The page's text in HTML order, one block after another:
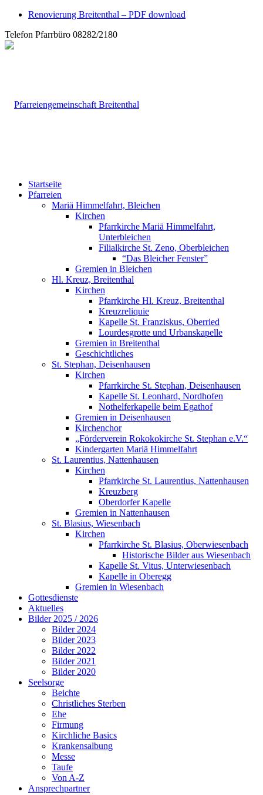
Renovierung Breitenthal – PDF download
Telefon Pfarrbüro 08282/2180
Startseite
Pfarreien
Mariä Himmelfahrt, Bleichen
Kirchen
Pfarrkirche Mariä Himmelfahrt,
Unterbleichen
Filialkirche St. Zeno, Oberbleichen
“Das Bleicher Fenster”
Gremien in Bleichen
Hl. Kreuz, Breitenthal
Kirchen
Pfarrkirche Hl. Kreuz, Breitenthal
Kreuzreliquie
Kapelle St. Franziskus, Oberried
Lourdesgrotte und Urbanskapelle
Gremien in Breitenthal
Geschichtliches
St. Stephan, Deisenhausen
Kirchen
Pfarrkirche St. Stephan, Deisenhausen
Kapelle St. Leonhard, Nordhofen
Nothelferkapelle beim Egathof
Gremien in Deisenhausen
Kirchenchor
„Förderverein Rokokokirche St. Stephan e.V.“
Kindergarten Mariä Himmelfahrt
St. Laurentius, Nattenhausen
Kirchen
Pfarrkirche St. Laurentius, Nattenhausen
Kreuzberg
Oberdorfer Kapelle
Gremien in Nattenhausen
St. Blasius, Wiesenbach
Kirchen
Pfarrkirche St. Blasius, Oberwiesenbach
Historische Bilder aus Wiesenbach
Kapelle St. Vitus, Unterwiesenbach
Kapelle in Oberegg
Gremien in Wiesenbach
Gottesdienste
Aktuelles
Bilder 2025 / 2026
Bilder 2024
Bilder 2023
Bilder 2022
Bilder 2021
Bilder 2020
Seelsorge
Beichte
Christliches Sterben
Ehe
Firmung
Kirchliche Basics
Krankensalbung
Messe
Taufe
Von A-Z
Ansprechpartner